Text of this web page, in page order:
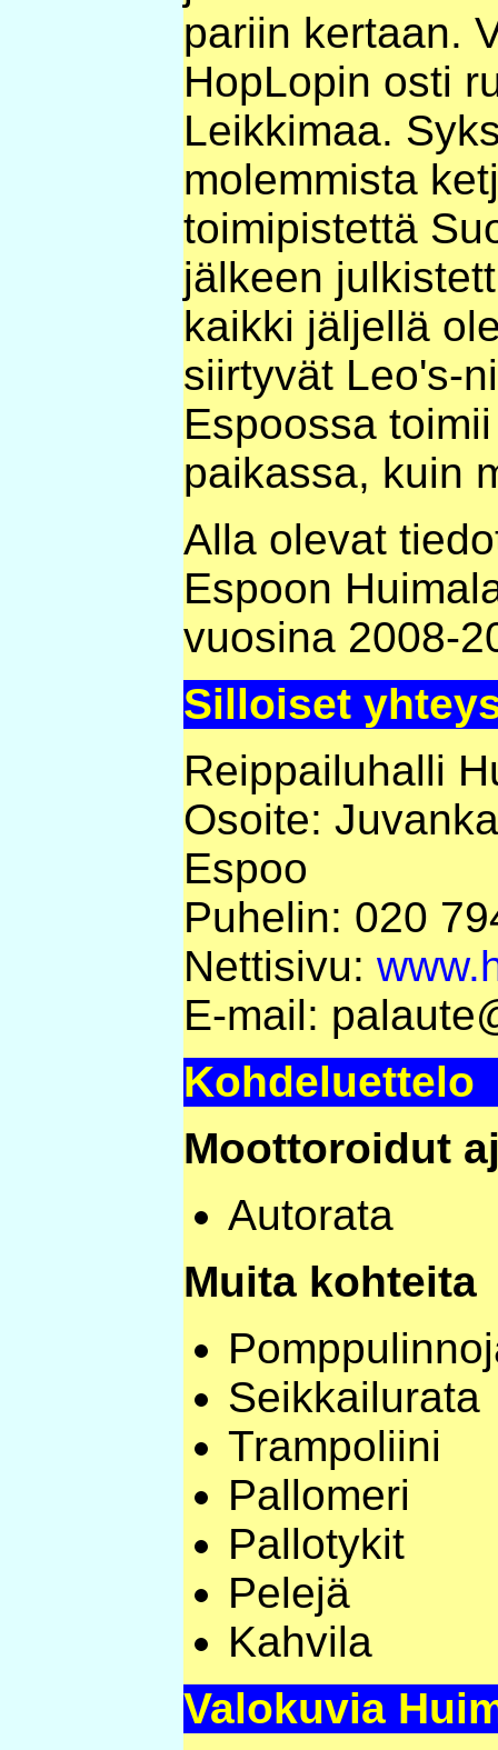
pariin kertaan.
HopLopin osti
Leikkimaa.
molemmista
toimipistettä
jälkeen
kaikki jäljellä
siirtyvät Leo's-
Espoossa
paikassa, kuin
Alla olevat
Espoon
vuosina 2008-
Silloiset
Reippailuhalli
Osoite:
Espoo
Puhelin: 020
Nettisivu:
E-mail:
Kohdeluettelo
Moottoroidut
Autorata
Muita kohteita
Seikkailurata
Trampoliini
Pallomeri
Pallotykit
Pelejä
Kahvila
Valokuvia